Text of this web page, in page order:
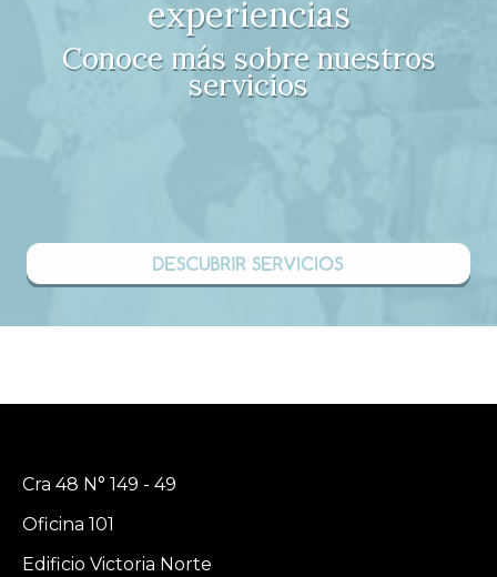
experiencias
Conoce más sobre nuestros
servicios
Cra 48 N° 149 - 49
Oficina 101
Edificio Victoria Norte